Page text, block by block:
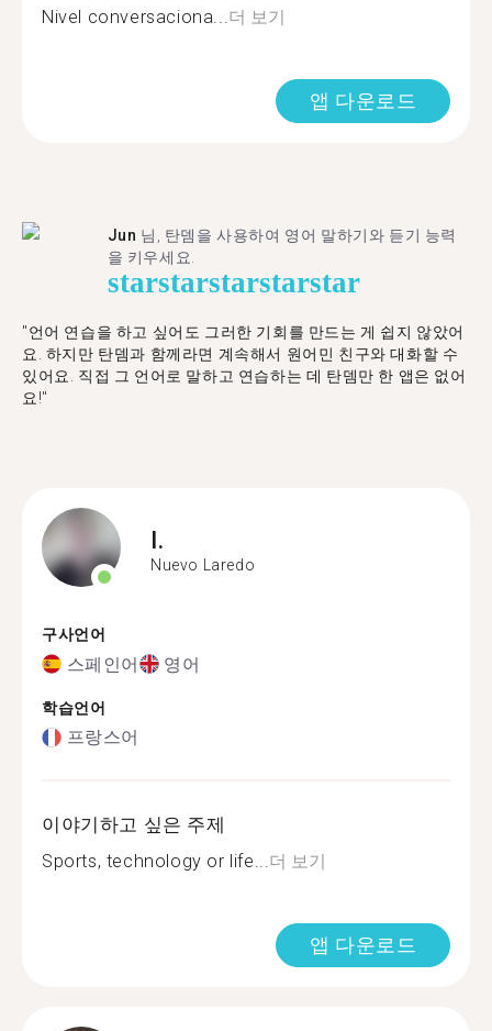
Nivel conversaciona...더 보기
앱 다운로드
Jun 님, 탄뎀을 사용하여 영어 말하기와 듣기 능력
을 키우세요.
starstarstarstarstar
"언어 연습을 하고 싶어도 그러한 기회를 만드는 게 쉽지 않았어
요. 하지만 탄뎀과 함께라면 계속해서 원어민 친구와 대화할 수
있어요. 직접 그 언어로 말하고 연습하는 데 탄뎀만 한 앱은 없어
요!"
I.
Nuevo Laredo
구사언어
스페인어 영어
학습언어
프랑스어
이야기하고 싶은 주제
Sports, technology or life...더 보기
앱 다운로드